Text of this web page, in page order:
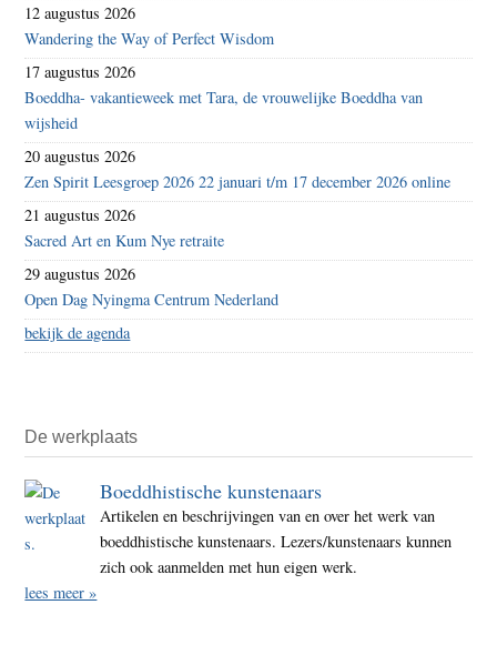
12 augustus 2026
Wandering the Way of Perfect Wisdom
17 augustus 2026
Boeddha- vakantieweek met Tara, de vrouwelijke Boeddha van
wijsheid
20 augustus 2026
Zen Spirit Leesgroep 2026 22 januari t/m 17 december 2026 online
21 augustus 2026
Sacred Art en Kum Nye retraite
29 augustus 2026
Open Dag Nyingma Centrum Nederland
bekijk de agenda
De werkplaats
Boeddhistische kunstenaars
Artikelen en beschrijvingen van en over het werk van
boeddhistische kunstenaars. Lezers/kunstenaars kunnen
zich ook aanmelden met hun eigen werk.
lees meer »